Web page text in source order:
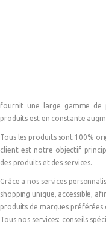
fournit une large gamme de
produits est en constante
Tous les produits sont 100%
client est notre objectif
des produits et des services.
Grâce a nos services
shopping unique, accessible,
produits de marques préférées
Tous nos services: conseils